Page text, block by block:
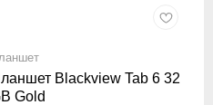
Blackview Tab 6 32
Gold